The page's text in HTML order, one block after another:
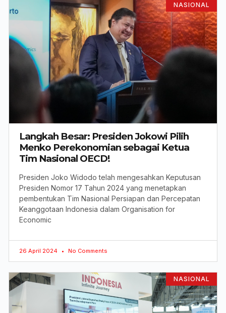
NASIONAL
Langkah Besar: Presiden Jokowi Pilih
Menko Perekonomian sebagai Ketua
Tim Nasional OECD!
Presiden Joko Widodo telah mengesahkan Keputusan
Presiden Nomor 17 Tahun 2024 yang menetapkan
pembentukan Tim Nasional Persiapan dan Percepatan
Keanggotaan Indonesia dalam Organisation for
Economic
26 April 2024 No Comments
NASIONAL